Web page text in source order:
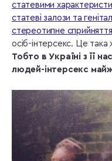
статевими
статеві залози та
стереотипне сприйняття
осіб-інтерсекс. Це така
Тобто в Україні з її
людей-інтерсекс